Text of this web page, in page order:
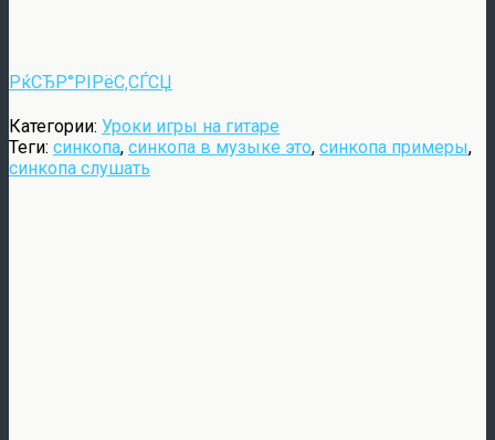
РќСЂР°РІРёС‚СЃСЏ
Категории: Уроки игры на гитаре
Теги: синкопа, синкопа в музыке это, синкопа примеры,
синкопа слушать